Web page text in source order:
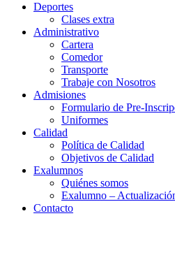
Deportes
Clases extra
Administrativo
Cartera
Comedor
Transporte
Trabaje con Nosotros
Admisiones
Formulario de Pre-
Uniformes
Calidad
Política de Calidad
Objetivos de Calidad
Exalumnos
Quiénes somos
Exalumno –
Contacto